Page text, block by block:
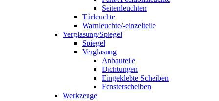
Seitenleuchten
Türleuchte
Warnleuchte/-einzelteile
Verglasung/Spiegel
Spiegel
Verglasung
Anbauteile
Dichtungen
Eingeklebte Scheiben
Fensterscheiben
Werkzeuge